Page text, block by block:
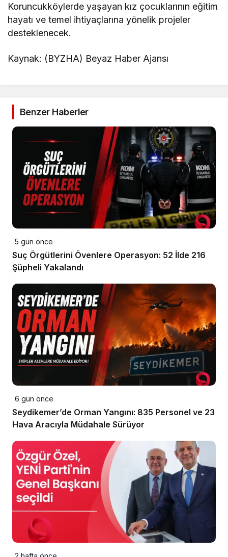
Koruncukköylerde yaşayan kız çocuklarının eğitim
hayatı ve temel ihtiyaçlarına yönelik projeler
desteklenecek.
Kaynak: (BYZHA) Beyaz Haber Ajansı
Benzer Haberler
5 gün önce
Suç Örgütlerini Övenlere Operasyon: 52 İlde 216
Şüpheli Yakalandı
6 gün önce
Seydikemer’de Orman Yangını: 835 Personel ve 23
Hava Aracıyla Müdahale Sürüyor